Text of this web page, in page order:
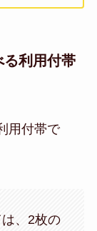
る利用付帯
用付帯で
、2枚の